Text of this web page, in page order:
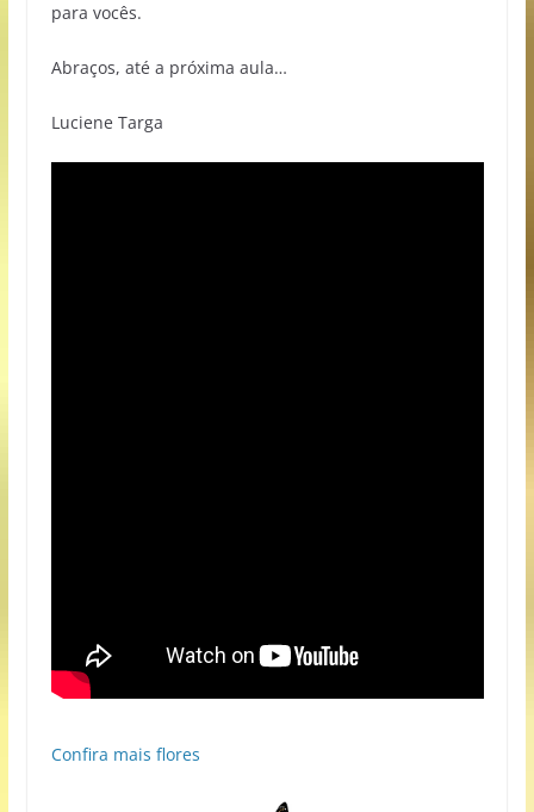
para vocês.
Abraços, até a próxima aula…
Luciene Targa
Confira mais flores